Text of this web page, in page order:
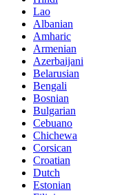
Lao
Albanian
Amharic
Armenian
Azerbaijani
Belarusian
Bengali
Bosnian
Bulgarian
Cebuano
Chichewa
Corsican
Croatian
Dutch
Estonian